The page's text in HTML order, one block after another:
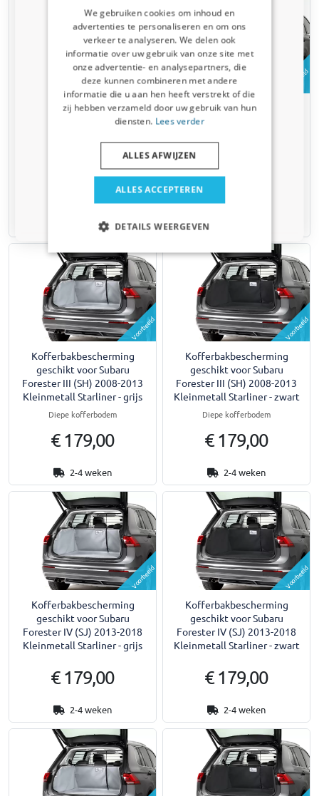
Voorbeeld
Kofferbakbescherming
geschikt voor Subaru
Hoge kofferbodem
2-4 weken
Voorbeeld
Kofferbakbescherming
geschikt voor Subaru
Hoge kofferbodem
Voorbeeld
Kofferbakbescherming
geschikt voor Subaru
Forester III (SH) 2008-2013
Kleinmetall Starliner - grijs
Diepe kofferbodem
€ 179,00
2-4 weken
Voorbeeld
Kofferbakbescherming
geschikt voor Subaru
Forester III (SH) 2008-2013
Kleinmetall Starliner - zwart
Diepe kofferbodem
€ 179,00
2-4 weken
Voorbeeld
Kofferbakbescherming
geschikt voor Subaru
Forester IV (SJ) 2013-2018
Kleinmetall Starliner - grijs
€ 179,00
2-4 weken
Voorbeeld
Kofferbakbescherming
geschikt voor Subaru
Forester IV (SJ) 2013-2018
Kleinmetall Starliner - zwart
€ 179,00
2-4 weken
We gebruiken cookies om inhoud en
advertenties te personaliseren en om ons
verkeer te analyseren. We delen ook
informatie over uw gebruik van onze site met
onze advertentie- en analysepartners, die
deze kunnen combineren met andere
informatie die u aan hen heeft verstrekt of die
zij hebben verzameld door uw gebruik van hun
diensten. Lees verder
ALLES ACCEPTEREN
ALLES AFWIJZEN
DETAILS WEERGEVEN
Kortingscode van 5% ontvangen?
Vertel ons waar u voor winkelt om uw korting te
ontvangen. Ik winkel voor mijn:
Auto
Bedrijfswagen
Huisdier